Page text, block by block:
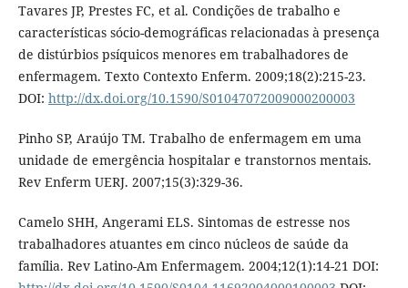
Tavares JP, Prestes FC, et al. Condições de trabalho e
características sócio-demográficas relacionadas à presença
de distúrbios psíquicos menores em trabalhadores de
enfermagem. Texto Contexto Enferm. 2009;18(2):215-23.
DOI: http://dx.doi.org/10.1590/S01047072009000200003
Pinho SP, Araújo TM. Trabalho de enfermagem em uma
unidade de emergência hospitalar e transtornos mentais.
Rev Enferm UERJ. 2007;15(3):329-36.
Camelo SHH, Angerami ELS. Sintomas de estresse nos
trabalhadores atuantes em cinco núcleos de saúde da
família. Rev Latino-Am Enfermagem. 2004;12(1):14-21 DOI: